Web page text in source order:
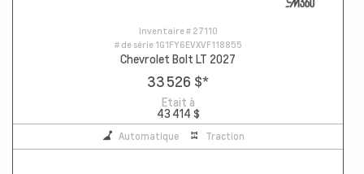
Inventaire # 27110
# de série 1G1FY6EVXVF118855
Chevrolet Bolt LT 2027
33 526 $*
Etait à
43 414 $
Automatique Traction